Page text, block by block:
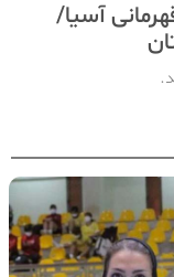
آسیا/